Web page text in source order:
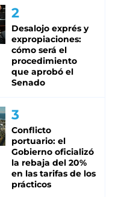
Desalojo exprés y
expropiaciones:
cómo será el
procedimiento
que aprobó el
Senado
Conflicto
portuario: el
Gobierno oficializó
la rebaja del 20%
en las tarifas de los
prácticos